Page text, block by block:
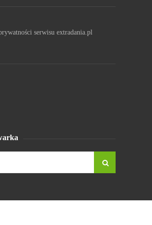
serwisu extradania.pl